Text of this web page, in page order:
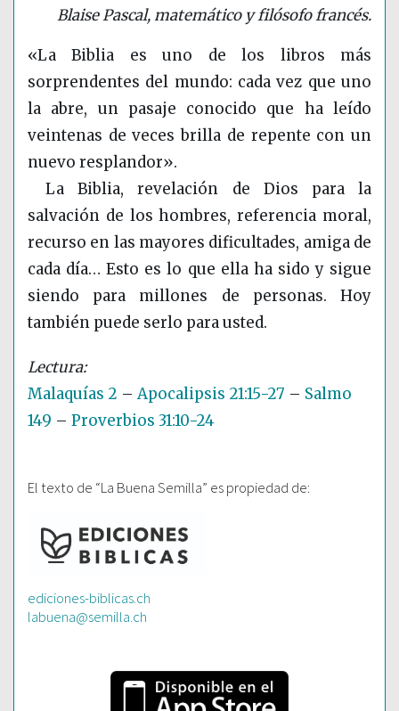
Blaise Pascal, matemático y filósofo francés.
«La Biblia es uno de los libros más
sorprendentes del mundo: cada vez que uno
la abre, un pasaje conocido que ha leído
veintenas de veces brilla de repente con un
nuevo resplandor».
La Biblia, revelación de Dios para la
salvación de los hombres, referencia moral,
recurso en las mayores dificultades, amiga de
cada día… Esto es lo que ella ha sido y sigue
siendo para millones de personas. Hoy
también puede serlo para usted.
Malaquías 2 –Apocalipsis 21:15-27 – Salmo
149 – Proverbios 31:10-24
El texto de “La Buena Semilla” es propiedad de:
ediciones-biblicas.ch
labuena@semilla.ch